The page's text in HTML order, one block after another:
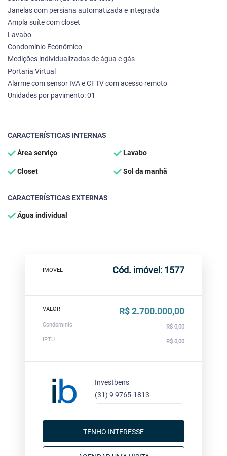
Janelas com persiana automatizada e integrada
Ampla suíte com closet
Lavabo
Condomínio Econômico
Medições individualizadas de água e gás
Portaria Virtual
Alarme com sensor IVA e CFTV com acesso remoto
Unidades por pavimento: 01
CARACTERÍSTICAS INTERNAS
Área serviço Lavabo
Closet Sol da manhã
CARACTERÍSTICAS EXTERNAS
Água individual
IMOVEL Cód. imóvel: 1577
VALOR R$ 2.700.000,00
Condomínio
R$ 0,00
IPTU
R$ 0,00
Investbens
(31) 9 9765-1813
TENHO INTERESSE